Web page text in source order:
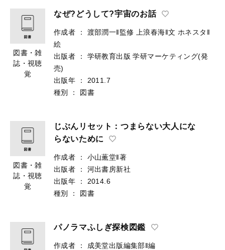
図書・雑
誌・視聴
覚
なぜ?どうして?宇宙のお話
作成者 ： 渡部潤一‖監修 上浪春海‖文 ホネスタ‖
絵
出版者
： 学研教育出版 学研マーケティング(発
売)
出版年
：
2011.7
種別
： 図書
図書・雑
誌・視聴
覚
じぶんリセット：つまらない大人にな
らないために
作成者 ：
小山薫堂‖著
出版者
：
河出書房新社
出版年
：
2014.6
種別
： 図書
パノラマふしぎ探検図鑑
作成者 ：
成美堂出版編集部‖編